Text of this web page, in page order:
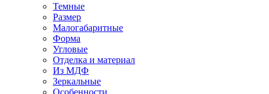
Темные
Размер
Малогабаритные
Форма
Угловые
Отделка и материал
Из МДФ
Зеркальные
Особенности